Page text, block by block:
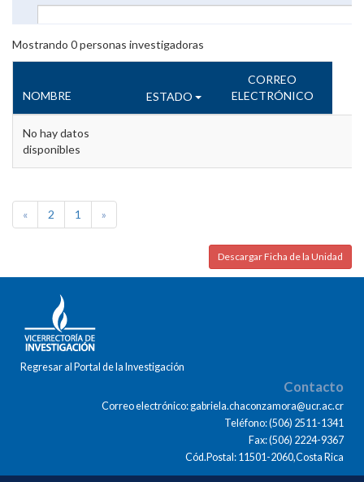
Mostrando 0personas investigadoras
NOMBRE ESTADO
CORREO
ELECTRÓNICO
No hay datos
disponibles
« 2 1 »
Descargar Ficha de la Unidad
Regresar al Portal de la Investigación
Contacto
Correo electrónico: gabriela.chaconzamora@ucr.ac.cr
Teléfono: (506) 2511-1341
Fax: (506) 2224-9367
Cód.Postal: 11501-2060,Costa Rica